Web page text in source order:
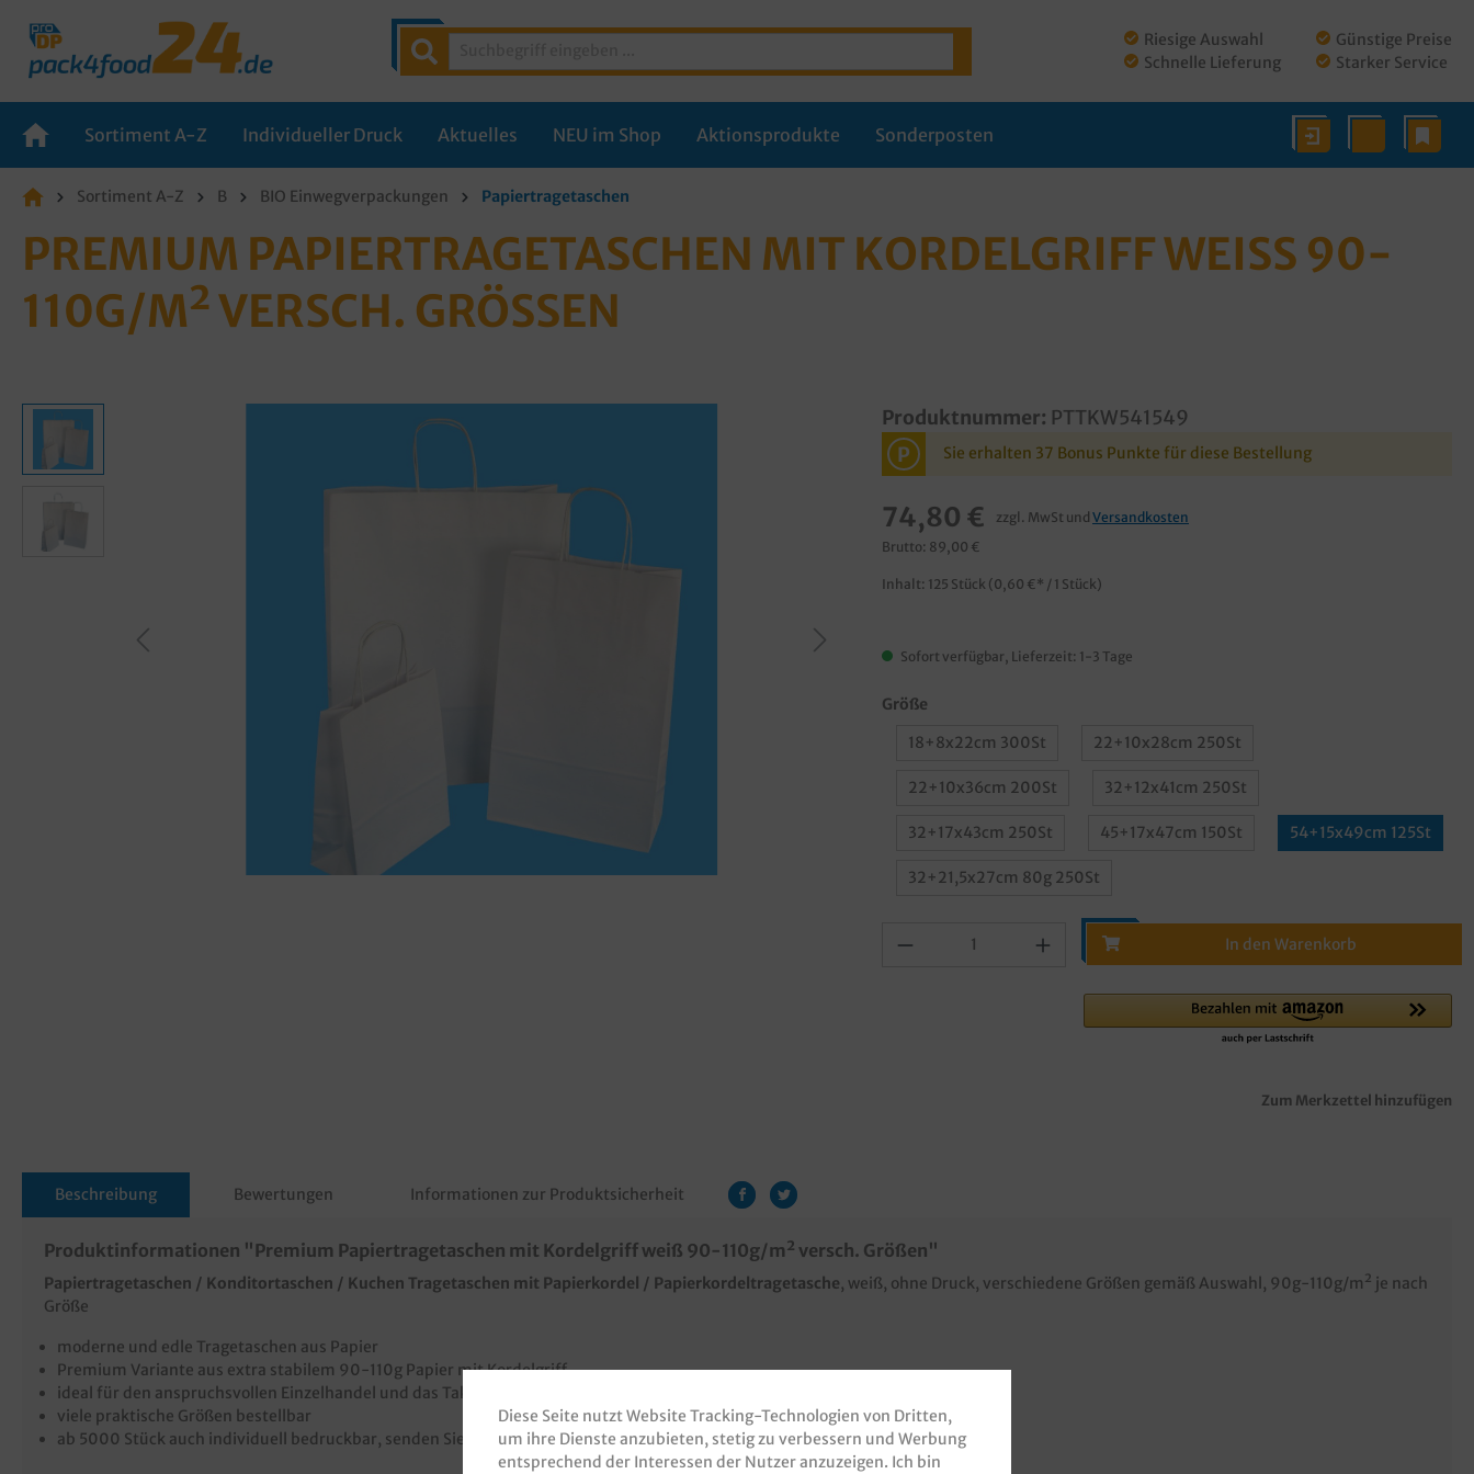
Riesige Auswahl
Schnelle Lieferung
Günstige Preise
Starker Service
Sortiment A-Z Individueller Druck Aktuelles NEU im Shop Aktionsprodukte Sonderposten
Sortiment A-Z B BIO Einwegverpackungen Papiertragetaschen
PREMIUM PAPIERTRAGETASCHEN MIT KORDELGRIFF WEISS 90-1
10G/M² VERSCH. GRÖSSEN
Produktnummer: PTTKW541549
P Sie erhalten 37 Bonus Punkte für diese Bestellung
74,80 € zzgl. MwSt und Versandkosten
Brutto: 89,00 €
Inhalt: 125 Stück (0,60 €* / 1 Stück)
Sofort verfügbar, Lieferzeit: 1-3 Tage
Größe
18+8x22cm 300St
22+10x28cm 250St
22+10x36cm 200St 32+12x41cm 250St
32+17x43cm 250St 45+17x47cm 150St 54+15x49cm 125St
32+21,5x27cm 80g 250St
In den Warenkorb
Zum Merkzettel hinzufügen
Beschreibung Bewertungen Informationen zur Produktsicherheit
Produktinformationen "Premium Papiertragetaschen mit Kordelgriff weiß 90-110g/m² versch. Größen"
Papiertragetaschen / Konditortaschen / Kuchen Tragetaschen mit Papierkordel / Papierkordeltragetasche , weiß, ohne Druck, verschiedene Größen gemäß Auswahl, 90g-110g/m² je nach
Größe
moderne und edle Tragetaschen aus Papier
Premium Variante aus extra stabilem 90-110g Papier mit Kordelgriff
ideal für den anspruchsvollen Einzelhandel und das Take away Geschäft in der gehobenen Gastronomie
viele praktische Größen bestellbar
ab 5000 Stück auch individuell bedruckbar, senden Sie uns einfach eine Angebotsanfrage
Diese Seite nutzt Website Tracking-Technologien von Dritten,
um ihre Dienste anzubieten, stetig zu verbessern und Werbung
entsprechend der Interessen der Nutzer anzuzeigen. Ich bin